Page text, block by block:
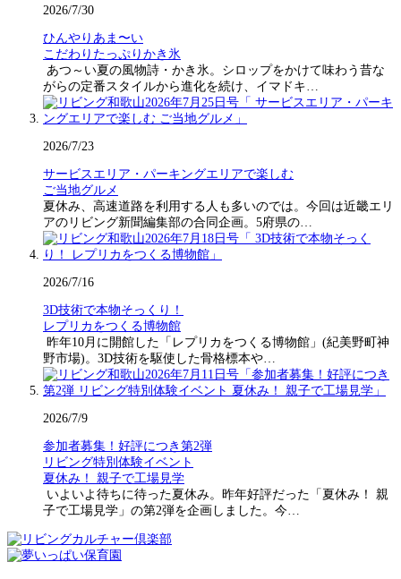
2026/7/30
ひんやりあま〜い
こだわりたっぷりかき氷
あつ～い夏の風物詩・かき氷。シロップをかけて味わう昔な
がらの定番スタイルから進化を続け、イマドキ…
2026/7/23
サービスエリア・パーキングエリアで楽しむ
ご当地グルメ
夏休み、高速道路を利用する人も多いのでは。今回は近畿エリ
アのリビング新聞編集部の合同企画。5府県の…
2026/7/16
3D技術で本物そっくり！
レプリカをつくる博物館
昨年10月に開館した「レプリカをつくる博物館」(紀美野町神
野市場)。3D技術を駆使した骨格標本や…
2026/7/9
参加者募集！好評につき第2弾
リビング特別体験イベント
夏休み！ 親子で工場見学
いよいよ待ちに待った夏休み。昨年好評だった「夏休み！ 親
子で工場見学」の第2弾を企画しました。今…